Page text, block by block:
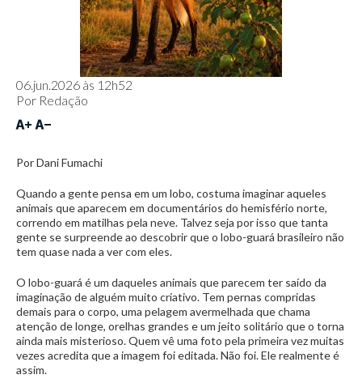
06.jun.2026 às 12h52
Por Redação
Por Dani Fumachi
Quando a gente pensa em um lobo, costuma imaginar aqueles
animais que aparecem em documentários do hemisfério norte,
correndo em matilhas pela neve. Talvez seja por isso que tanta
gente se surpreende ao descobrir que o lobo-guará brasileiro não
tem quase nada a ver com eles.
O lobo-guará é um daqueles animais que parecem ter saído da
imaginação de alguém muito criativo. Tem pernas compridas
demais para o corpo, uma pelagem avermelhada que chama
atenção de longe, orelhas grandes e um jeito solitário que o torna
ainda mais misterioso. Quem vê uma foto pela primeira vez muitas
vezes acredita que a imagem foi editada. Não foi. Ele realmente é
assim.